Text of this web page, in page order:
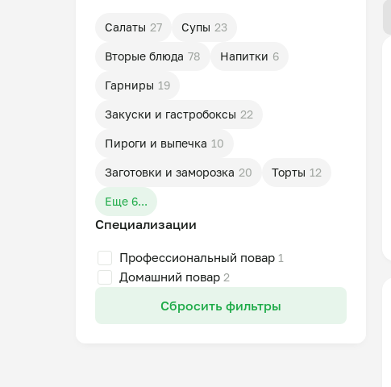
Салаты 27 Супы 23
Вторые блюда 78 Напитки 6
Гарниры 19
Закуски и гастробоксы 22
Пироги и выпечка 10
Заготовки и заморозка 20 Торты 12
Еще 6...
Специализации
Профессиональный повар 1
Домашний повар 2
Сбросить фильтры